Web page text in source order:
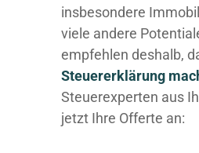
insbesondere
viele andere
empfehlen deshalb,
Steuererklärung
Steuerexperten aus
jetzt Ihre Offerte an: